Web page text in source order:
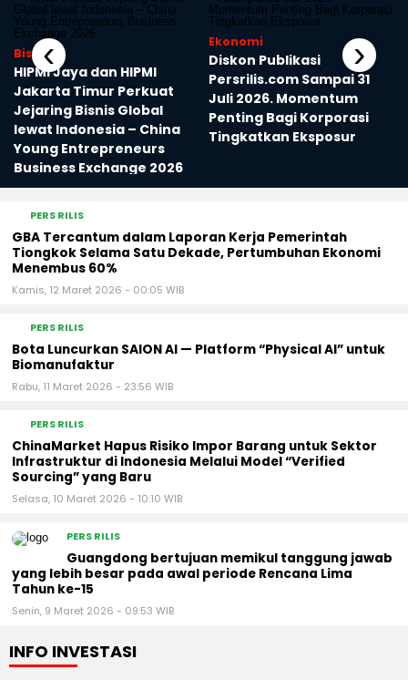
Bisnis
HIPMI Jaya dan HIPMI
Jakarta Timur Perkuat
Jejaring Bisnis Global
lewat Indonesia – China
Young Entrepreneurs
Business Exchange 2026
Ekonomi
Diskon Publikasi
Persrilis.com Sampai 31
Juli 2026. Momentum
Penting Bagi Korporasi
Tingkatkan Eksposur
‹ ›
PERS RILIS
GBA Tercantum dalam Laporan Kerja Pemerintah
Tiongkok Selama Satu Dekade, Pertumbuhan Ekonomi
Menembus 60%
Kamis, 12 Maret 2026 - 00:05 WIB
PERS RILIS
Bota Luncurkan SAION AI — Platform “Physical AI” untuk
Biomanufaktur
Rabu, 11 Maret 2026 - 23:56 WIB
PERS RILIS
ChinaMarket Hapus Risiko Impor Barang untuk Sektor
Infrastruktur di Indonesia Melalui Model “Verified
Sourcing” yang Baru
Selasa, 10 Maret 2026 - 10:10 WIB
PERS RILIS
Guangdong bertujuan memikul tanggung jawab
yang lebih besar pada awal periode Rencana Lima
Tahun ke-15
Senin, 9 Maret 2026 - 09:53 WIB
INFO INVESTASI